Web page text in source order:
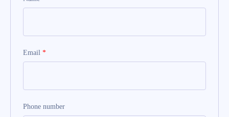
Email *
Phone number